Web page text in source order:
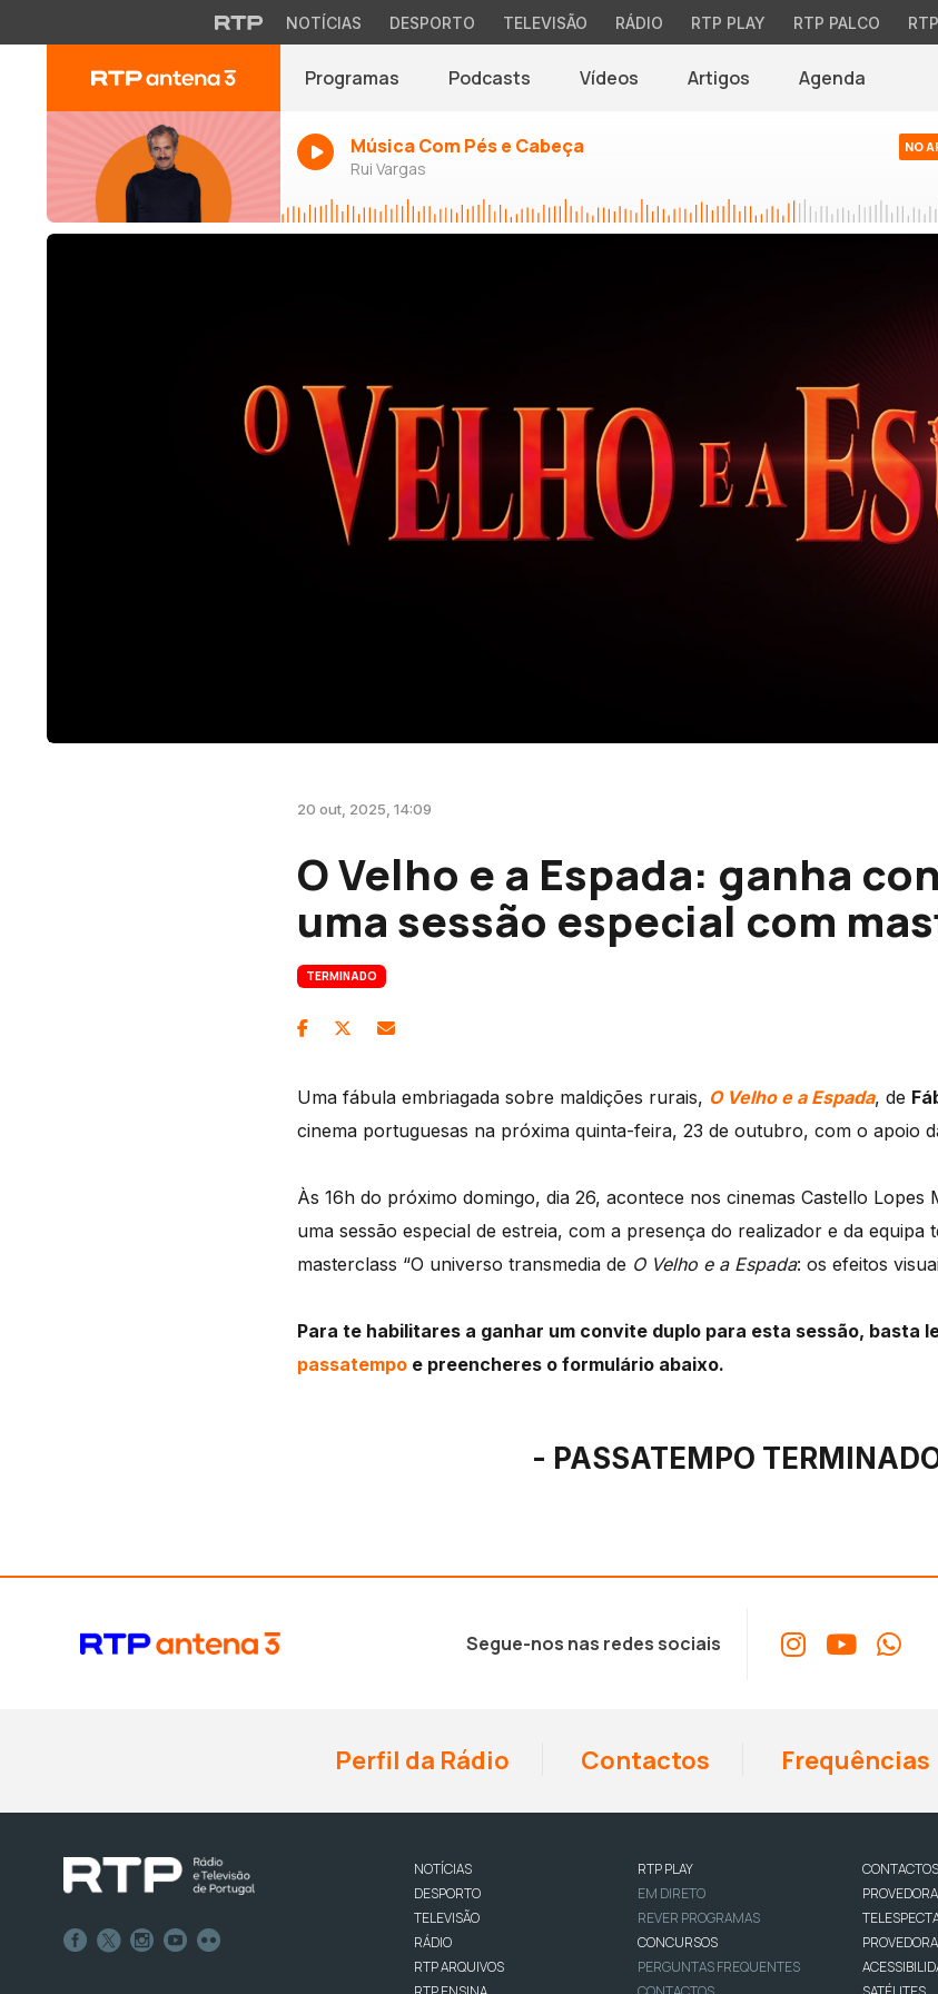
NOTÍCIAS DESPORTO TELEVISÃO RÁDIO RTP PLAY RTP PALCO
Programas Podcasts Vídeos Artigos Agenda
Música Com Pés e Cabeça
Rui Vargas
NO
20 out, 2025, 14:09
O Velho e a Espada: ganha
uma sessão especial com
TERMINADO
Uma fábula embriagada sobre maldições rurais, O Velho e a Espada, de
cinema portuguesas na próxima quinta-feira, 23 de outubro, com o apoio
Às 16h do próximo domingo, dia 26, acontece nos cinemas Castello Lopes
uma sessão especial de estreia, com a presença do realizador e da equipa
masterclass “O universo transmedia de O Velho e a Espada: os efeitos
Para te habilitares a ganhar um convite duplo para esta sessão, basta
passatempo e preencheres o formulário abaixo.
- PASSATEMPO
Segue-nos nas redes sociais
Perfil da Rádio Contactos Frequências
NOTÍCIAS
DESPORTO
TELEVISÃO
RÁDIO
RTP ARQUIVOS
RTP PLAY
EM DIRETO
REVER PROGRAMAS
CONCURSOS
PERGUNTAS FREQUENTES
CONTACTOS